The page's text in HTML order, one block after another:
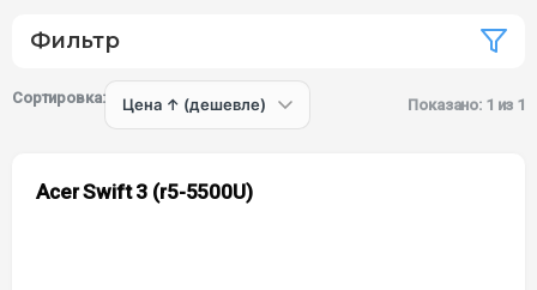
Фильтр
Сортировка: Показано: 1 из 1
Acer Swift 3 (r5-5500U)